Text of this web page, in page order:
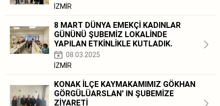
İZMİR
8 MART DÜNYA EMEKÇİ KADINLAR
GÜNÜNÜ ŞUBEMİZ LOKALİNDE
YAPILAN ETKİNLİKLE KUTLADIK.
08.03.2025
İZMİR
KONAK İLÇE KAYMAKAMIMIZ GÖKHAN
GÖRGÜLÜARSLAN' IN ŞUBEMİZE
ZİYARETİ